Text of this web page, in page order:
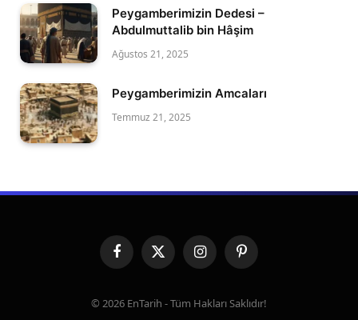
Peygamberimizin Dedesi –
Abdulmuttalib bin Hâşim
Ağustos 21, 2025
Peygamberimizin Amcaları
Temmuz 21, 2025
FacebookX
(Twitter)
InstagramPinterest
© 2026 EnTarih - Tüm Hakları Saklıdır!